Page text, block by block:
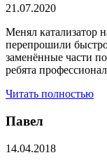
21.07.2020
Менял катализатор
перепрошили
заменённые части
ребята
Читать полностью
Павел
14.04.2018